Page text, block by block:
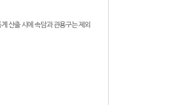
산출 시에 속담과 관용구는 제외